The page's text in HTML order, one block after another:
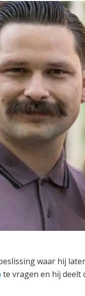
waar hij
te vragen en hij deelt